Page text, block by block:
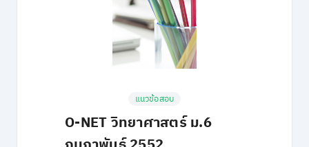
แนวข้อสอบ
O-NET วิทยาศาสตร์ ม.6